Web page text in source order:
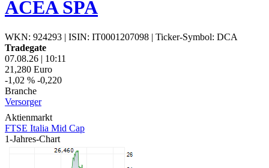
ACEA SPA
WKN: 924293 | ISIN: IT0001207098 | Ticker-Symbol: DCA
Tradegate
07.08.26 | 10:11
21,280 Euro
-1,02 % -0,220
Branche
Versorger
Aktienmarkt
FTSE Italia Mid Cap
1-Jahres-Chart